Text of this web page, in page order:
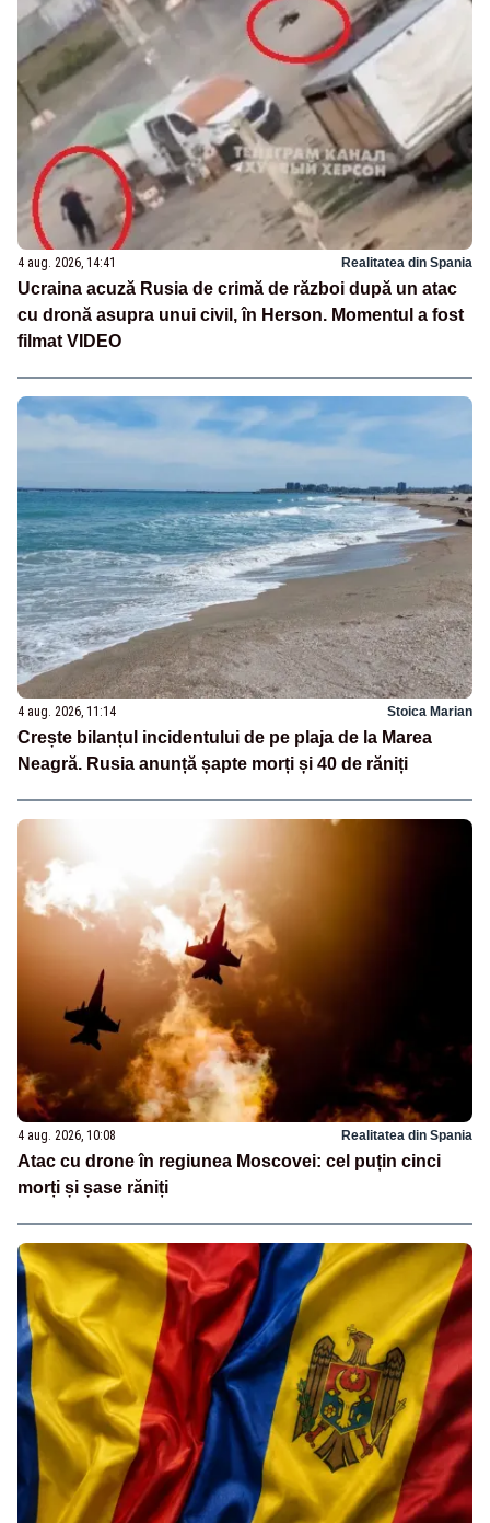
4 aug. 2026, 14:41 Realitatea din Spania
Ucraina acuză Rusia de crimă de război după un atac
cu dronă asupra unui civil, în Herson. Momentul a fost
filmat VIDEO
4 aug. 2026, 11:14 Stoica Marian
Crește bilanțul incidentului de pe plaja de la Marea
Neagră. Rusia anunță șapte morți și 40 de răniți
4 aug. 2026, 10:08 Realitatea din Spania
Atac cu drone în regiunea Moscovei: cel puțin cinci
morți și șase răniți